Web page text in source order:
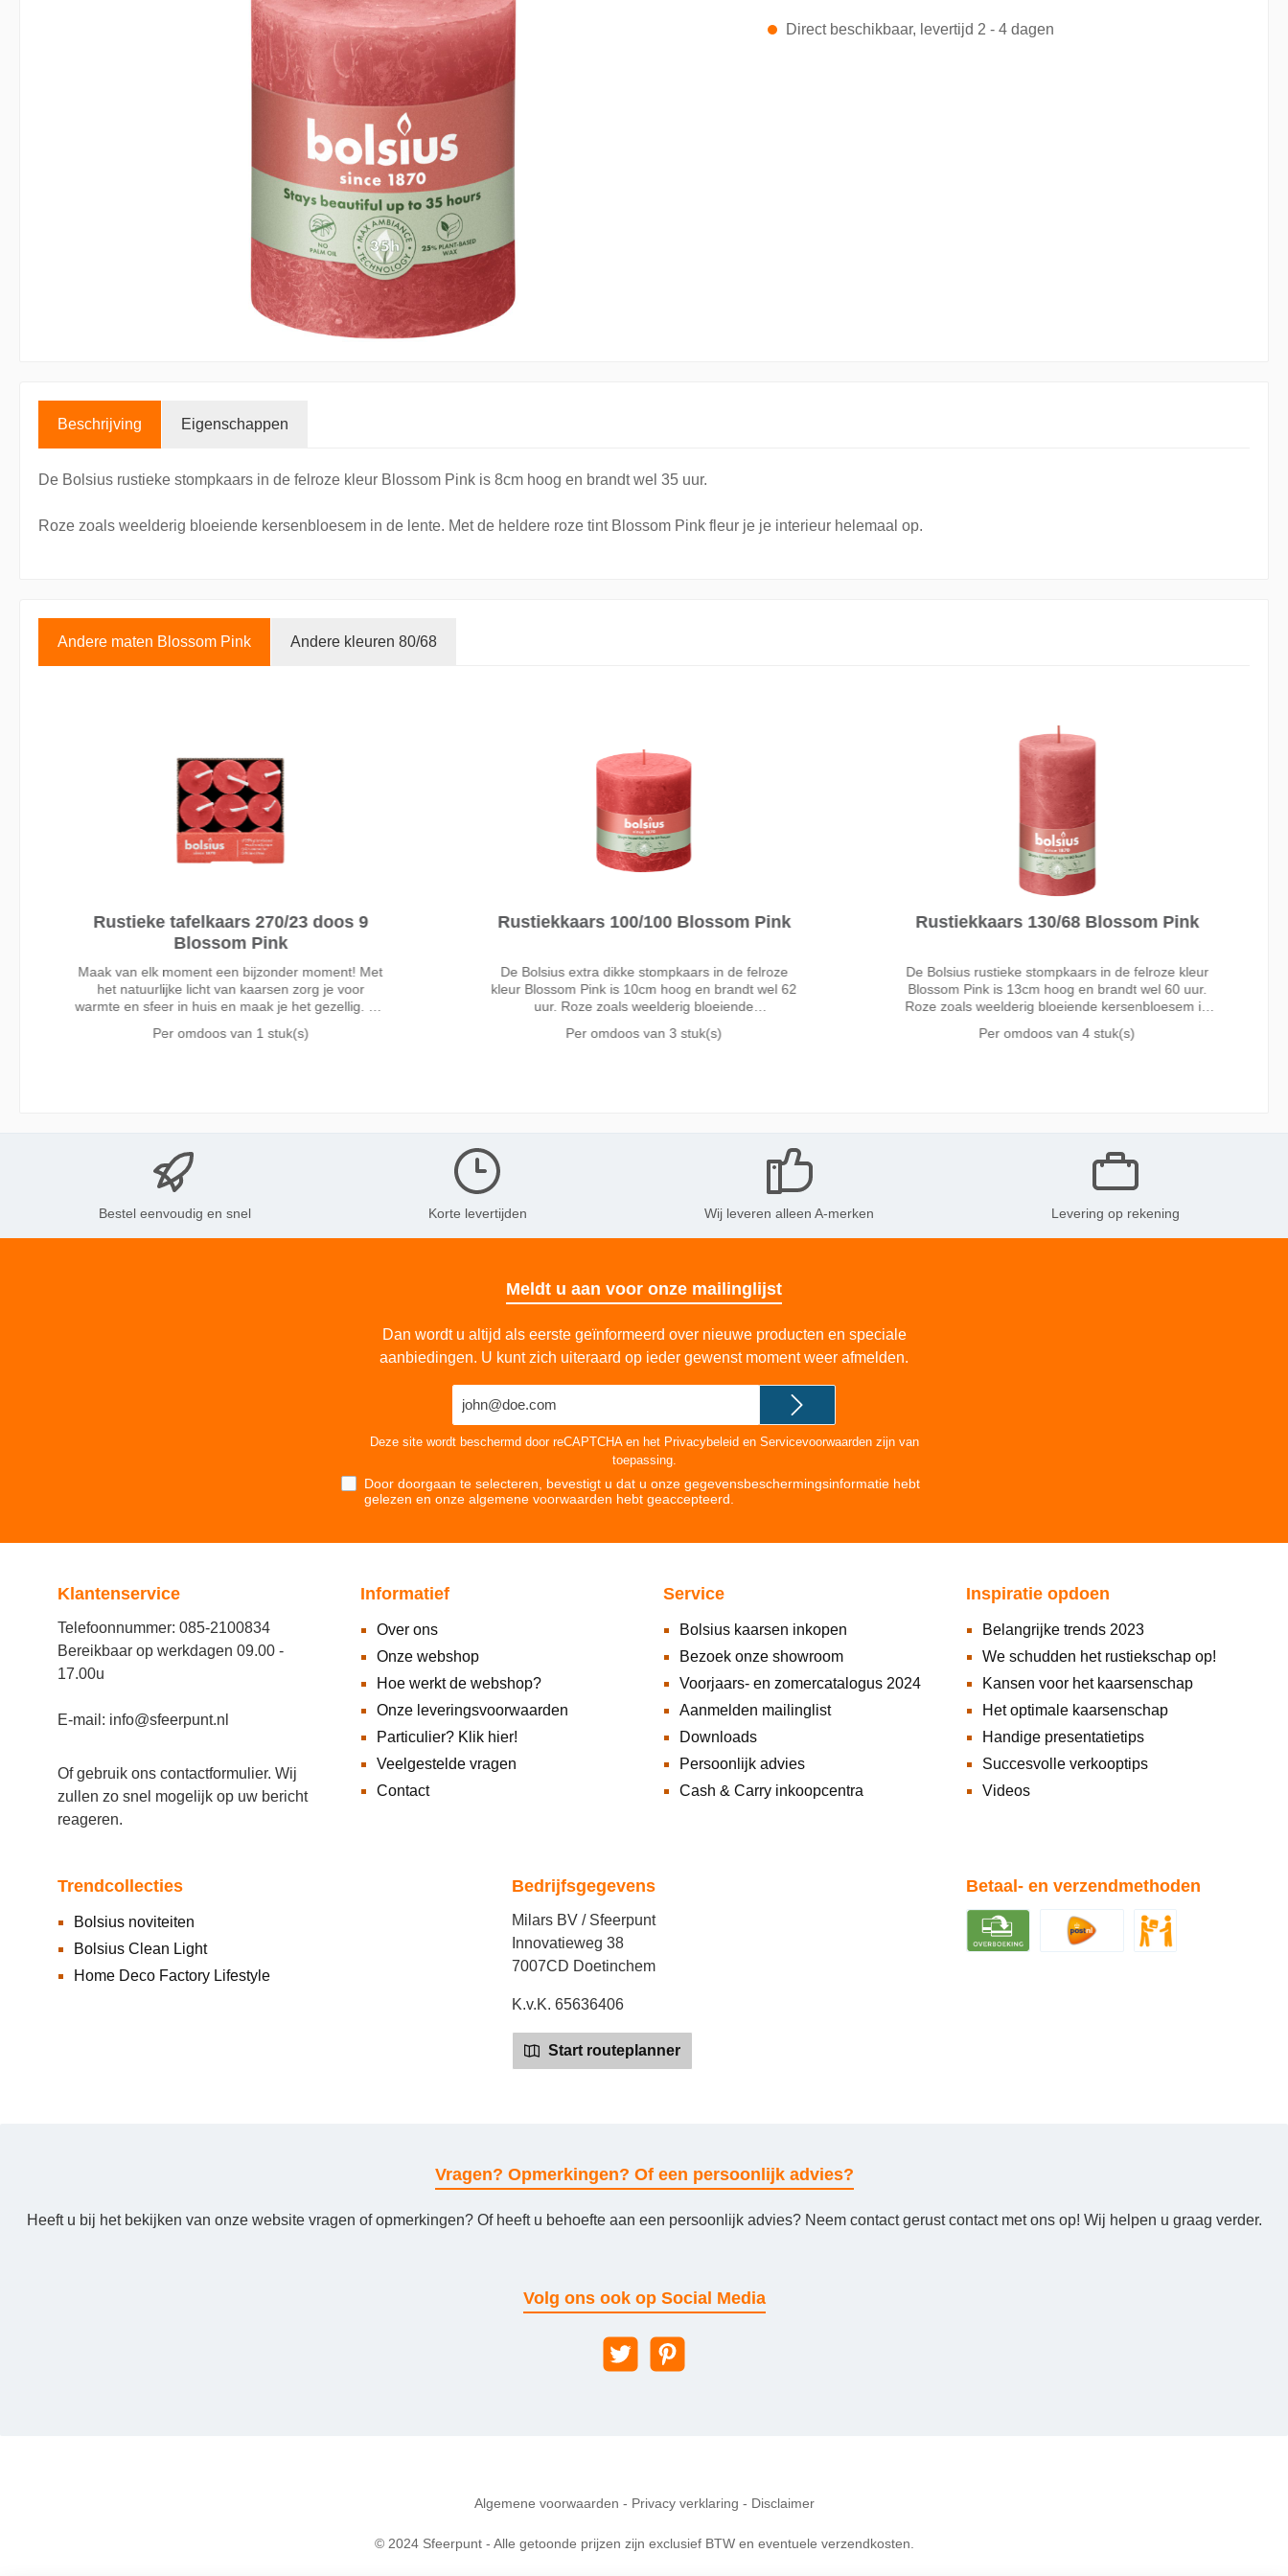
Displays
Direct beschikbaar, levertijd 2 - 4 dagen
Beschrijving Eigenschappen
De Bolsius rustieke stompkaars in de felroze kleur Blossom Pink is 8cm hoog en brandt wel 35 uur.
Roze zoals weelderig bloeiende kersenbloesem in de lente. Met de heldere roze tint Blossom Pink fleur je je interieur helemaal op.
Andere maten Blossom Pink Andere kleuren 80/68
Rustieke tafelkaars 270/23 doos 9
Blossom Pink
Maak van elk moment een bijzonder moment! Met
het natuurlijke licht van kaarsen zorg je voor
warmte en sfeer in huis en maak je het gezellig. De
Blossom Pink zijn 27cm hoog, druipen niet en
Per omdoos van 1 stuk(s)
Rustiekkaars 100/100 Blossom Pink
De Bolsius extra dikke stompkaars in de felroze
kleur Blossom Pink is 10cm hoog en brandt wel 62
uur. Roze zoals weelderig bloeiende
Blossom Pink fleur je je interieur helemaal op.
Per omdoos van3 stuk(s)
Rustiekkaars 130/68 Blossom Pink
De Bolsius rustieke stompkaars in de felroze kleur
Blossom Pink is 13cm hoog en brandt wel 60 uur.
Roze zoals weelderig bloeiende kersenbloesem in
fleur je je interieur helemaal op.
Per omdoos van4 stuk(s)
Bestel eenvoudig en snel Korte levertijden Wij leveren alleen A-merken Levering op rekening
Meldt u aan voor onze mailinglijst
Dan wordt u altijd als eerste geïnformeerd over nieuwe producten en speciale
aanbiedingen. U kunt zich uiteraard op ieder gewenst moment weer afmelden.
Deze site wordt beschermd door reCAPTCHA en het Privacybeleid en Servicevoorwaardenzijn van
toepassing.
Door doorgaan te selecteren, bevestigt u dat u onze gegevensbeschermingsinformatie hebt
gelezen en onze algemene voorwaarden hebt geaccepteerd
Klantenservice
Telefoonnummer: 085-2100834
Bereikbaar op werkdagen 09.00 -
17.00u
E-mail: info@sfeerpunt.nl
Of gebruik ons contactformulier. Wij
zullen zo snel mogelijk op uw bericht
reageren.
Informatief
Over ons
Onze webshop
Hoe werkt de webshop?
Onze leveringsvoorwaarden
Particulier? Klik hier!
Veelgestelde vragen
Contact
Service
Bolsius kaarsen inkopen
Bezoek onze showroom
Voorjaars- en zomercatalogus 2024
Aanmelden mailinglist
Downloads
Persoonlijk advies
Cash & Carry inkoopcentra
Inspiratie opdoen
Belangrijke trends 2023
We schudden het rustiekschap op!
Kansen voor het kaarsenschap
Het optimale kaarsenschap
Handige presentatietips
Succesvolle verkooptips
Videos
Trendcollecties
Bolsius noviteiten
Bolsius Clean Light
Home Deco Factory Lifestyle
Bedrijfsgegevens
Milars BV / Sfeerpunt
Innovatieweg 38
7007CD Doetinchem
K.v.K. 65636406
Start routeplanner
Betaal- en verzendmethoden
Vragen? Opmerkingen? Of een persoonlijk advies?
Heeft u bij het bekijken van onze website vragen of opmerkingen? Of heeft u behoefte aan een persoonlijk advies? Neem contact gerust contact met ons op! Wij helpen u graag verder.
Volg ons ook op Social Media
Algemene voorwaarden - Privacy verklaring - Disclaimer
© 2024 Sfeerpunt - Alle getoonde prijzen zijn exclusief BTW en eventuele verzendkosten.